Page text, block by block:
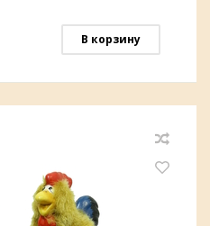
В корзину